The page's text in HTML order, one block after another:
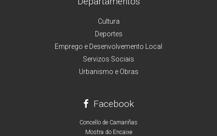
Cultura
Deportes
Emprego e Desenvolvemento Local
Servizos Sociais
Urbanismo e Obras
Facebook
Concello de Camariñas
Mostra do Encaixe